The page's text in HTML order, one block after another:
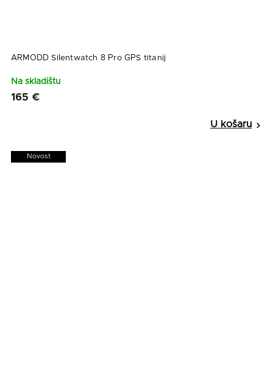
ARMODD Silentwatch 8 Pro GPS titanij
Na skladištu
165 €
Novost